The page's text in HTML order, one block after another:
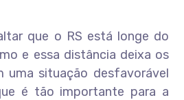
que o RS está longe do
e essa distância deixa os
uma situação desfavorável
é tão importante para a